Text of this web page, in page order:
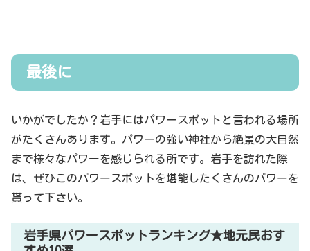
最後に
いかがでしたか？岩手にはパワースポットと言われる場所
がたくさんあります。パワーの強い神社から絶景の大自然
まで様々なパワーを感じられる所です。岩手を訪れた際
は、ぜひこのパワースポットを堪能したくさんのパワーを
貰って下さい。
岩手県パワースポットランキング★地元民おす